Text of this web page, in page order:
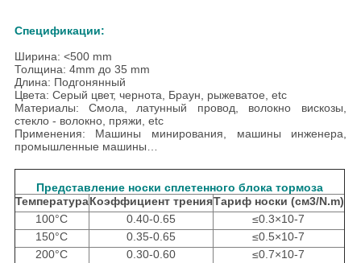
Спецификации:
Ширина: <500 mm
Толщина: 4mm до 35 mm
Длина: Подгонянный
Цвета: Серый цвет, чернота, Браун, рыжеватое, etc
Материалы:
Смола,
латунный провод, волокно вискозы,
стекло - волокно, пряжи, etc
Применения: Машины минирования, машины инженера,
промышленные машины…
Представление носки сплетенного блока тормоза
ТемператураКоэффициент тренияТариф носки (см3/N.m)
100°C
0.40-0.65
≤0.3×10-7
150°C
0.35-0.65
≤0.5×10-7
200°C
0.30-0.60 ≤0.7×10-7